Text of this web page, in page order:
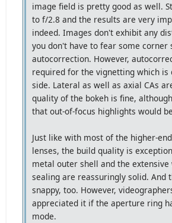
image field is pretty good as well.
to f/2.8 and the results are very
indeed. Images don't exhibit any
you don't have to fear some corner
autocorrection. However,
required for the vignetting which is
side. Lateral as well as axial CAs
quality of the bokeh is fine,
that out-of-focus highlights would
Just like with most of the higher-
lenses, the build quality is
metal outer shell and the extensive
sealing are reassuringly solid. And
snappy, too. However,
appreciated it if the aperture ring
mode.